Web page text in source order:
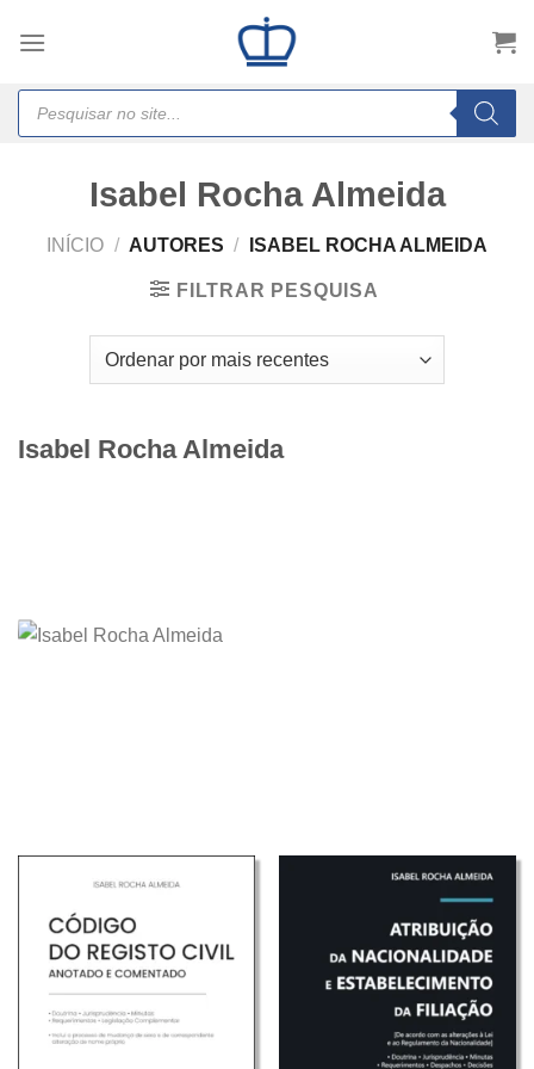
Products
search
Isabel Rocha Almeida
INÍCIO / AUTORES / ISABEL ROCHA ALMEIDA
FILTRAR PESQUISA
Isabel Rocha Almeida